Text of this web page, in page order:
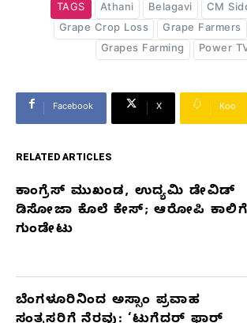
TAGS Athani Belagavi
CM
Grape Crop Loss
Grape Farmers
Grapes Farming
Power
Facebook X Koo
RELATED ARTICLES
RELATED
ಕಾಂಗ್ರೆಸ್‌ ಮುಖಂಡ, ಉದ್ಯಮಿ ಡೇವಿಡ್‌
ಡಿಸೋಜಾ ಕೊಲೆ ಕೇಸ್;‌ ಆರೋಪಿ ಕಾಲಿಗೆ
ಗುಂಡೇಟು
ಬೆಂಗಳೂರಿನಿಂದ ಅಸ್ಸಾಂ ಪ್ರವಾಹ